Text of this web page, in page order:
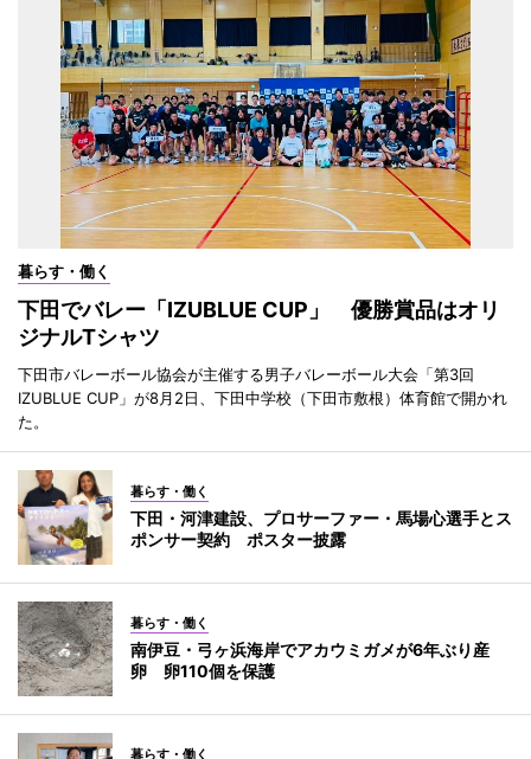
暮らす・働く
下田でバレー「IZUBLUE CUP」 優勝賞品はオリ
ジナルTシャツ
下田市バレーボール協会が主催する男子バレーボール大会「第3回
IZUBLUE CUP」が8月2日、下田中学校（下田市敷根）体育館で開かれ
た。
暮らす・働く
下田・河津建設、プロサーファー・馬場心選手とス
ポンサー契約 ポスター披露
暮らす・働く
南伊豆・弓ヶ浜海岸でアカウミガメが6年ぶり産
卵 卵110個を保護
暮らす・働く